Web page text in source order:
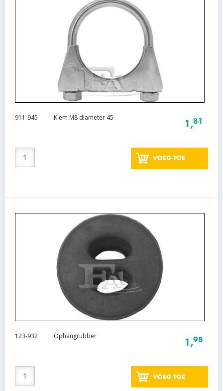
911-945 Klem M8 diameter 45
1,81
VOEG TOE
123-932 Ophangrubber
1,98
VOEG TOE